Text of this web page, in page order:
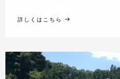
詳しくはこちら